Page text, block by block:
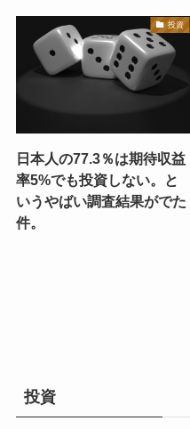
投資
日本人の77.3％は期待収益
率5%でも投資しない。と
いうやばい調査結果がでた
件。
投資